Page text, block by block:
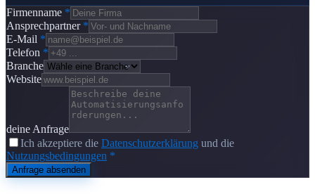
Firmenname *
Ansprechpartner *
E-Mail *
Telefon *
Branche
Website
deine Anfrage
Ich akzeptiere die Datenschutzerklärung und die
Nutzungsbedingungen *
Anfrage absenden